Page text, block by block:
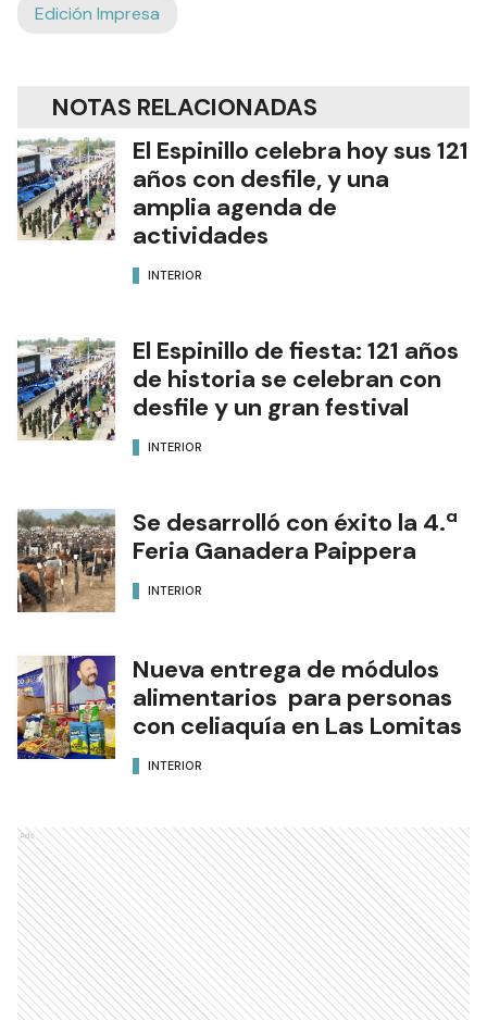
Edición Impresa
NOTAS RELACIONADAS
El Espinillo celebra hoy sus 121
años con desfile, y una
amplia agenda de
actividades
INTERIOR
El Espinillo de fiesta: 121 años
de historia se celebran con
desfile y un gran festival
INTERIOR
Se desarrolló con éxito la 4.ª
Feria Ganadera Paippera
INTERIOR
Nueva entrega de módulos
alimentarios para personas
con celiaquía en Las Lomitas
INTERIOR
Ads